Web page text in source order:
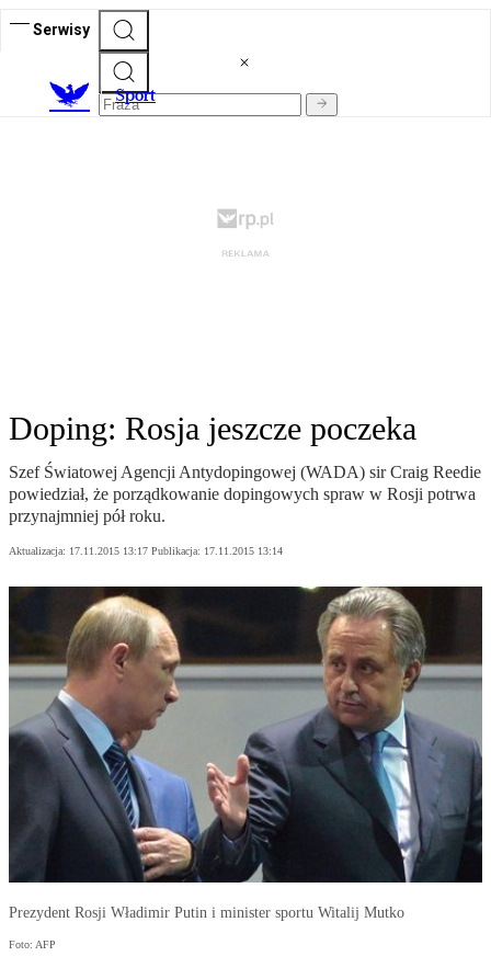
Serwisy
Sport
Doping: Rosja jeszcze poczeka
Szef Światowej Agencji Antydopingowej (WADA) sir Craig Reedie
powiedział, że porządkowanie dopingowych spraw w Rosji potrwa
przynajmniej pół roku.
Aktualizacja: 17.11.2015 13:17 Publikacja: 17.11.2015 13:14
Prezydent Rosji Władimir Putin i minister sportu Witalij Mutko
Foto: AFP